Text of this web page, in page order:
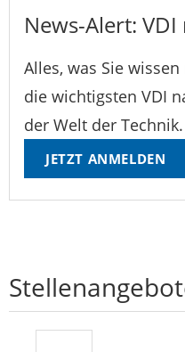
News-Alert:
Alles, was Sie
die wichtigsten VDI
der Welt der Technik.
JETZT ANMELDEN